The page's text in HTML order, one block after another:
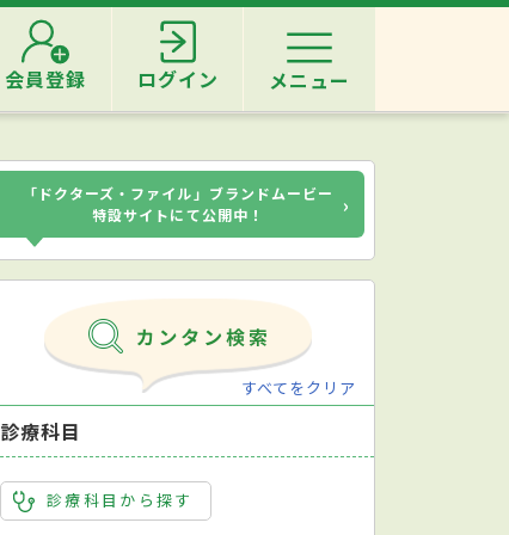
会員登録 ログイン メニュー
「ドクターズ・ファイル」ブランドムービー
特設サイトにて公開中！
›
すべてをクリア
診療科目
診療科目から探す